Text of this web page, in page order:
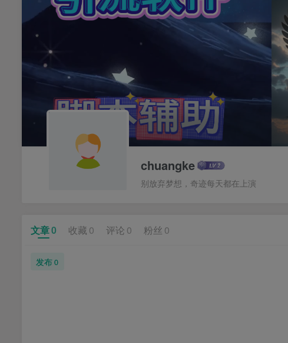
chuangke
别放弃梦想，奇迹每天都在上演
文章0 收藏 0 评论 0 粉丝 0
发布0